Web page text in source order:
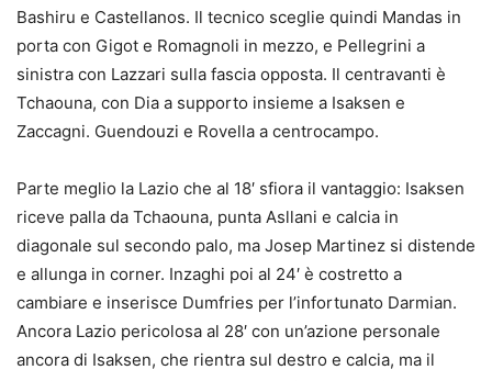
Bashiru e Castellanos. Il tecnico sceglie quindi Mandas in
porta con Gigot e Romagnoli in mezzo, e Pellegrini a
sinistra con Lazzari sulla fascia opposta. Il centravanti è
Tchaouna, con Dia a supporto insieme a Isaksen e
Zaccagni. Guendouzi e Rovella a centrocampo.
Parte meglio la Lazio che al 18′ sfiora il vantaggio: Isaksen
riceve palla da Tchaouna, punta Asllani e calcia in
diagonale sul secondo palo, ma Josep Martinez si distende
e allunga in corner. Inzaghi poi al 24′ è costretto a
cambiare e inserisce Dumfries per l’infortunato Darmian.
Ancora Lazio pericolosa al 28′ con un’azione personale
ancora di Isaksen, che rientra sul destro e calcia, ma il